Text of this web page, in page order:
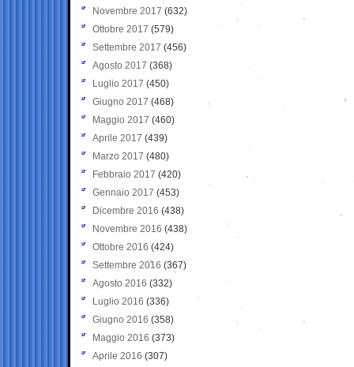
Novembre 2017 (632)
Ottobre 2017 (579)
Settembre 2017 (456)
Agosto 2017 (368)
Luglio 2017 (450)
Giugno 2017 (468)
Maggio 2017 (460)
Aprile 2017 (439)
Marzo 2017 (480)
Febbraio 2017 (420)
Gennaio 2017 (453)
Dicembre 2016 (438)
Novembre 2016 (438)
Ottobre 2016 (424)
Settembre 2016 (367)
Agosto 2016 (332)
Luglio 2016 (336)
Giugno 2016 (358)
Maggio 2016 (373)
Aprile 2016 (307)